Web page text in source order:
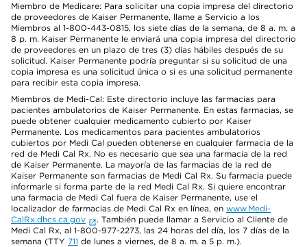
Miembro de Medicare: Para solicitar una copia impresa del directorio
de proveedores de Kaiser Permanente, llame a Servicio a los
Miembros al 1-800-443-0815, los siete días de la semana, de 8 a. m. a
8 p. m. Kaiser Permanente le enviará una copia impresa del directorio
de proveedores en un plazo de tres (3) días hábiles después de su
solicitud. Kaiser Permanente podría preguntar si su solicitud de una
copia impresa es una solicitud única o si es una solicitud permanente
para recibir esta copia impresa.
Miembros de Medi-Cal: Este directorio incluye las farmacias para
pacientes ambulatorios de Kaiser Permanente. En estas farmacias, se
puede obtener cualquier medicamento cubierto por Kaiser
Permanente. Los medicamentos para pacientes ambulatorios
cubiertos por Medi Cal pueden obtenerse en cualquier farmacia de la
red de Medi Cal Rx. No es necesario que sea una farmacia de la red
de Kaiser Permanente. La mayoría de las farmacias de la red de
Kaiser Permanente son farmacias de Medi Cal Rx. Su farmacia puede
informarle si forma parte de la red Medi Cal Rx. Si quiere encontrar
una farmacia de Medi Cal fuera de Kaiser Permanente, use el
localizador de farmacias de Medi Cal Rx en línea, en www.Medi-
CalRx.dhcs.ca.gov
. También puede llamar a Servicio al Cliente de
Medi Cal Rx, al 1-800-977-2273, las 24 horas del día, los 7 días de la
semana (TTY 711 de lunes a viernes, de 8 a. m. a 5 p. m.).